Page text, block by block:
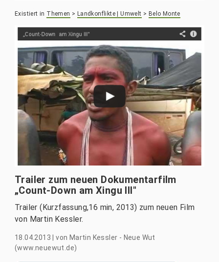
Existiert in Themen > Landkonflikte | Umwelt > Belo Monte
Trailer zum neuen Dokumentarfilm
„Count-Down am Xingu III"
Trailer (Kurzfassung,16 min, 2013) zum neuen Film
von Martin Kessler.
18.04.2013 |von Martin Kessler - Neue Wut
(www.neuewut.de)